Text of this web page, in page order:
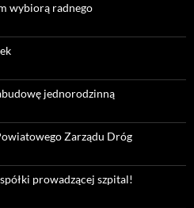
wybiorą radnego
jednorodzinną
Zarządu Dróg
prowadzącej szpital!